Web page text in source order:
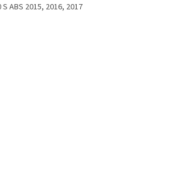
S ABS 2015, 2016, 2017